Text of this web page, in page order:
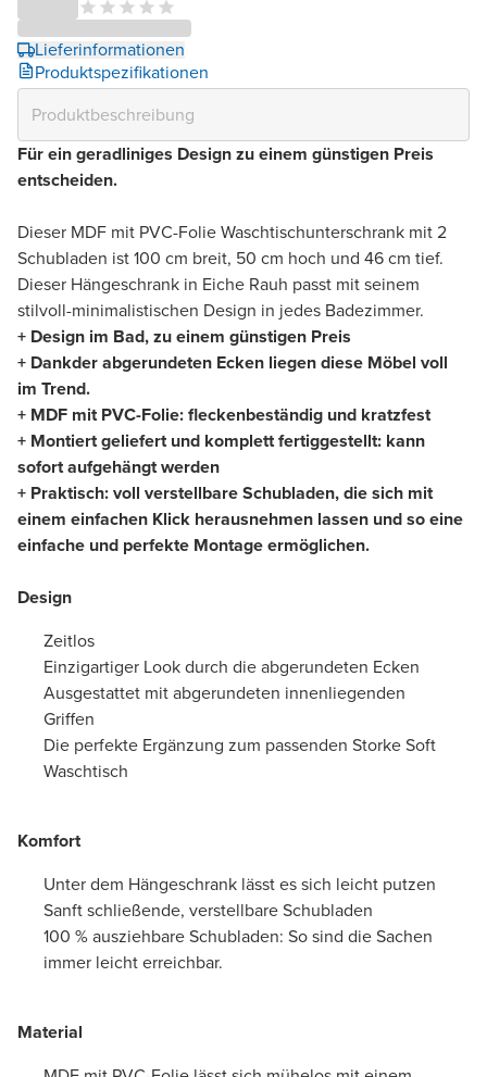
Lieferinformationen
Produktspezifikationen
Für ein geradliniges Design zu einem günstigen Preis
entscheiden.
Dieser MDF mit PVC-Folie Waschtischunterschrank mit 2
Schubladen ist 100 cm breit, 50 cm hoch und 46 cm tief.
Dieser Hängeschrank in Eiche Rauh passt mit seinem
stilvoll-minimalistischen Design in jedes Badezimmer.
+ Design im Bad, zu einem günstigen Preis
+ Dankder abgerundeten Ecken liegen diese Möbel voll
im Trend.
+ MDF mit PVC-Folie: fleckenbeständig und kratzfest
+ Montiert geliefert und komplett fertiggestellt: kann
sofort aufgehängt werden
+ Praktisch: voll verstellbare Schubladen, die sich mit
einem einfachen Klick herausnehmen lassen und so eine
einfache und perfekte Montage ermöglichen.
Design
Zeitlos
Einzigartiger Look durch die abgerundeten Ecken
Ausgestattet mit abgerundeten innenliegenden
Griffen
Die perfekte Ergänzung zum passenden Storke Soft
Waschtisch
Komfort
Unter dem Hängeschrank lässt es sich leicht putzen
Sanft schließende, verstellbare Schubladen
100 % ausziehbare Schubladen: So sind die Sachen
immer leicht erreichbar.
Material